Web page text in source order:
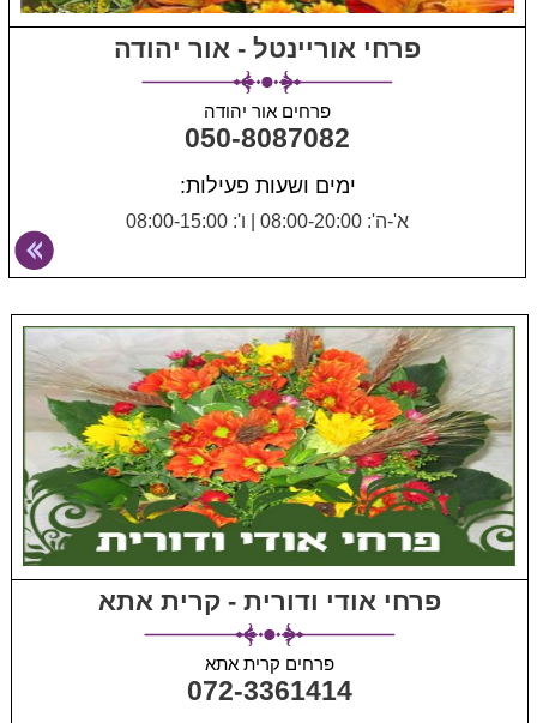
פרחי אוריינטל - אור יהודה
פרחים אור יהודה
050-8087082
ימים ושעות פעילות:
א'-ה': 08:00-20:00 ו': 08:00-15:00
פרחי אודי ודורית - קרית אתא
פרחים קרית אתא
072-3361414